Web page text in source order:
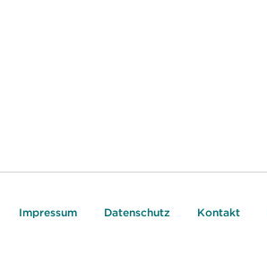
Impressum Datenschutz Kontakt